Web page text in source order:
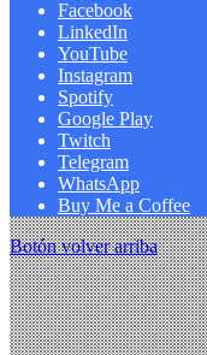
Facebook
LinkedIn
YouTube
Instagram
Spotify
Google Play
Twitch
Telegram
WhatsApp
Buy Me a Coffee
Botón volver arriba